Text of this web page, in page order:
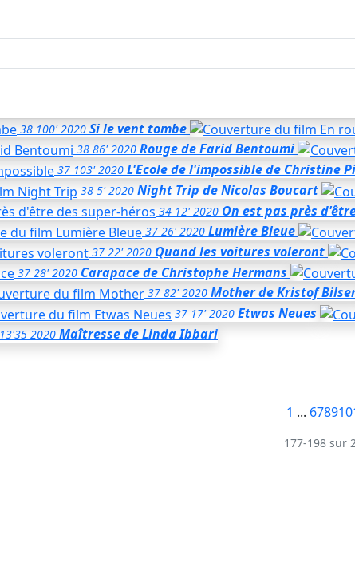
38 100' 2020 Si le vent tombe
38 86' 2020 Rouge de Farid Bentoumi
37 103' 2020 L'Ecole de l'impossiblede Christine
38 5' 2020 Night Trip de Nicolas Boucart
34 12' 2020 On est pas près
37 26' 2020 Lumière Bleue
37 22' 2020 Quand les voitures voleront
37 28' 2020 Carapacede Christophe Hermans
37 82' 2020 Motherde Kristof
37 17' 2020 Etwas Neues
13'35 2020 Maîtressede Linda Ibbari
1 ... 678910
177-198 sur